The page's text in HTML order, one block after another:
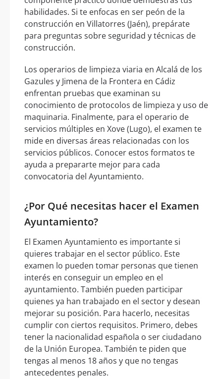
habilidades. Si te enfocas en ser peón de la
construcción en Villatorres (Jaén), prepárate
para preguntas sobre seguridad y técnicas de
construcción.
Los operarios de limpieza viaria en Alcalá de los
Gazules y Jimena de la Frontera en Cádiz
enfrentan pruebas que examinan su
conocimiento de protocolos de limpieza y uso de
maquinaria. Finalmente, para el operario de
servicios múltiples en Xove (Lugo), el examen te
mide en diversas áreas relacionadas con los
servicios públicos. Conocer estos formatos te
ayuda a prepararte mejor para cada
convocatoria del Ayuntamiento.
¿Por Qué necesitas hacer el Examen
Ayuntamiento?
El Examen Ayuntamiento es importante si
quieres trabajar en el sector público. Este
examen lo pueden tomar personas que tienen
interés en conseguir un empleo en el
ayuntamiento. También pueden participar
quienes ya han trabajado en el sector y desean
mejorar su posición. Para hacerlo, necesitas
cumplir con ciertos requisitos. Primero, debes
tener la nacionalidad española o ser ciudadano
de la Unión Europea. También te piden que
tengas al menos 18 años y que no tengas
antecedentes penales.